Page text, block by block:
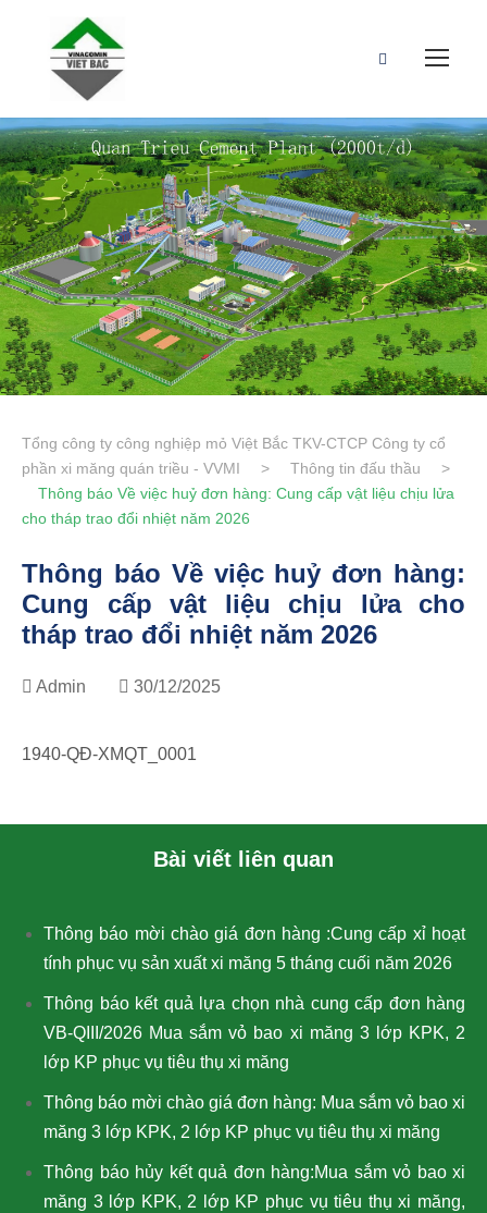
Tổng công ty công nghiệp mỏ Việt Bắc TKV-CTCP Công ty cổ
phần xi măng quán triều - VVMI
> Thông tin đấu thầu
>
Thông báo Về việc huỷ đơn hàng: Cung cấp vật liệu chịu lửa
cho tháp trao đổi nhiệt năm 2026
Thông báo Về việc huỷ đơn hàng:
Cung cấp vật liệu chịu lửa cho
tháp trao đổi nhiệt năm 2026
Admin 30/12/2025
1940-QĐ-XMQT_0001
Bài viết liên quan
Thông báo mời chào giá đơn hàng :Cung cấp xỉ hoạt
tính phục vụ sản xuất xi măng 5 tháng cuối năm 2026
Thông báo kết quả lựa chọn nhà cung cấp đơn hàng
VB-QIII/2026 Mua sắm vỏ bao xi măng 3 lớp KPK, 2
lớp KP phục vụ tiêu thụ xi măng
Thông báo mời chào giá đơn hàng: Mua sắm vỏ bao xi
măng 3 lớp KPK, 2 lớp KP phục vụ tiêu thụ xi măng
Thông báo hủy kết quả đơn hàng:Mua sắm vỏ bao xi
măng 3 lớp KPK, 2 lớp KP phục vụ tiêu thụ xi măng,